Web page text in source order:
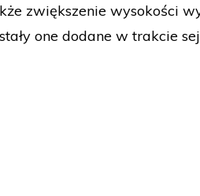
zwiększenie wysokości
one dodane w trakcie